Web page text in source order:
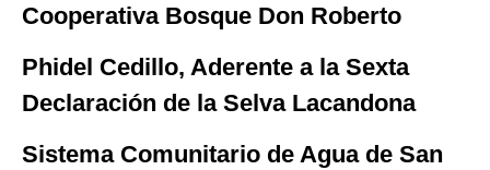
Cooperativa Bosque Don Roberto
Phidel Cedillo, Aderente a la Sexta
Declaración de la Selva Lacandona
Sistema Comunitario de Agua de San